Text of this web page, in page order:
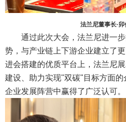
法兰尼董事长·
通过此次大会，法兰尼进一
势，与产业链上下游企业建立了
进会搭建的优质平台上，法兰尼
建设、助力实现"双碳"目标方面
企业发展阵营中赢得了广泛认可。